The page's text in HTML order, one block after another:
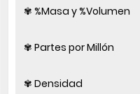
✾ %Masa y %Volumen
✾ Partes por Millón
✾ Densidad